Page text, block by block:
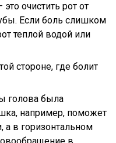
очистить рот от
Если боль слишком
теплой водой или
стороне, где болит
голова была
например, поможет
а в горизонтальном